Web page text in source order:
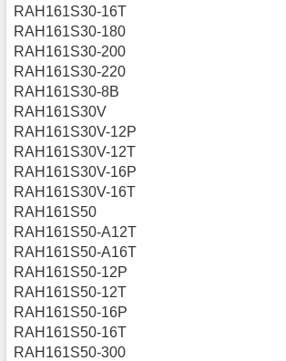
RAH161S30-16T
RAH161S30-180
RAH161S30-200
RAH161S30-220
RAH161S30-8B
RAH161S30V
RAH161S30V-12P
RAH161S30V-12T
RAH161S30V-16P
RAH161S30V-16T
RAH161S50
RAH161S50-A12T
RAH161S50-A16T
RAH161S50-12P
RAH161S50-12T
RAH161S50-16P
RAH161S50-16T
RAH161S50-300